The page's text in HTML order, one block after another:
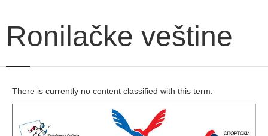
Ronilačke veštine
There is currently no content classified with this term.